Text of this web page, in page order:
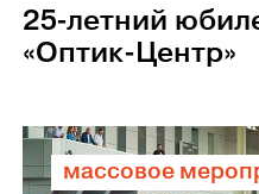
25-летний
«Оптик-Центр»
массовое